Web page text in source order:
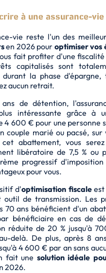
à une assurance-vie
vie reste l'un des
en 2026 pour optimiser vos
fait profiter d'unefiscalité
capitalisés sont
durant la phase d'épargne,
aucun retrait.
de détention,
intéressante grâce à
4 600 € pour une personne
couple marié ou pacsé, sur
abattement, vous
libératoire de 7,5 % ou
progressif
pour vous.
d'optimisation fiscaleest
outil de transmission. Les
70 ans bénéficient d'un
bénéficiaire en cas de
réduite de 20 % jusqu'à
delà. De plus, après 8
4 600 € par an sans
fait une solution idéale
2026.